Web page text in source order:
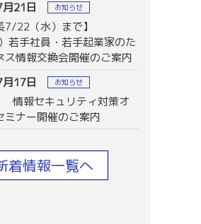
21日
お知らせ
7/22（水）まで】
若手社員・若手起業家のた
ス情報交換会開催のご案内
17日
お知らせ
情報セキュリティ対策オ
ミナー開催のご案内
着情報一覧へ